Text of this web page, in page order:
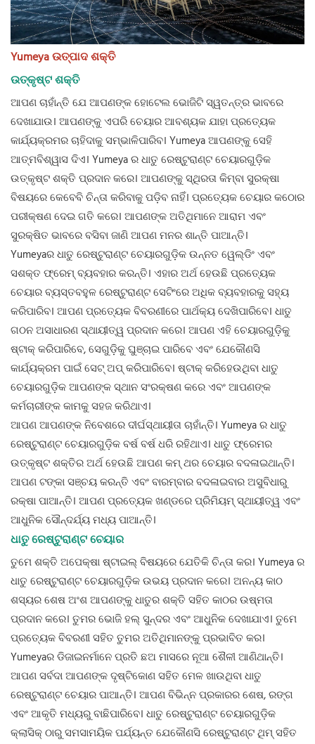
Yumeya ଉତ୍ପାଦ ଶକ୍ତି
ଉତ୍କୃଷ୍ଟ ଶକ୍ତି
ଆପଣ ଚାହାଁନ୍ତି ଯେ ଆପଣଙ୍କ ହୋଟେଲ ଭୋଜିଟି ସ୍ୱତନ୍ତ୍ର ଭାବରେ
ଦେଖାଯାଉ। ଆପଣଙ୍କୁ ଏପରି ଚେୟାର ଆବଶ୍ୟକ ଯାହା ପ୍ରତ୍ୟେକ
କାର୍ଯ୍ୟକ୍ରମର ଚାହିଦାକୁ ସମ୍ଭାଳିପାରିବ। Yumeya ଆପଣଙ୍କୁ ସେହି
ଆତ୍ମବିଶ୍ୱାସ ଦିଏ। Yumeya ର ଧାତୁ ରେଷ୍ଟୁରାଣ୍ଟ ଚେୟାରଗୁଡ଼ିକ
ଉତ୍କୃଷ୍ଟ ଶକ୍ତି ପ୍ରଦାନ କରେ। ଆପଣଙ୍କୁ ସ୍ଥିରତା କିମ୍ବା ସୁରକ୍ଷା
ବିଷୟରେ କେବେବି ଚିନ୍ତା କରିବାକୁ ପଡ଼ିବ ନାହିଁ। ପ୍ରତ୍ୟେକ ଚେୟାର କଠୋର
ପରୀକ୍ଷଣ ଦେଇ ଗତି କରେ। ଆପଣଙ୍କ ଅତିଥିମାନେ ଆରାମ ଏବଂ
ସୁରକ୍ଷିତ ଭାବରେ ବସିବା ଜାଣି ଆପଣ ମନର ଶାନ୍ତି ପାଆନ୍ତି।
Yumeyaର ଧାତୁ ରେଷ୍ଟୁରାଣ୍ଟ ଚେୟାରଗୁଡ଼ିକ ଉନ୍ନତ ୱେଲ୍ଡିଂ ଏବଂ
ସଶକ୍ତ ଫ୍ରେମ୍ ବ୍ୟବହାର କରନ୍ତି। ଏହାର ଅର୍ଥ ହେଉଛି ପ୍ରତ୍ୟେକ
ଚେୟାର ବ୍ୟସ୍ତବହୁଳ ରେଷ୍ଟୁରାଣ୍ଟ ସେଟିଂରେ ଅଧିକ ବ୍ୟବହାରକୁ ସହ୍ୟ
କରିପାରିବ। ଆପଣ ପ୍ରତ୍ୟେକ ବିବରଣୀରେ ପାର୍ଥକ୍ୟ ଦେଖିପାରିବେ। ଧାତୁ
ଗଠନ ଅସାଧାରଣ ସ୍ଥାୟୀତ୍ୱ ପ୍ରଦାନ କରେ। ଆପଣ ଏହି ଚେୟାରଗୁଡ଼ିକୁ
ଷ୍ଟାକ୍ କରିପାରିବେ, ସେଗୁଡ଼ିକୁ ଘୁଞ୍ଚାଇ ପାରିବେ ଏବଂ ଯେକୌଣସି
କାର୍ଯ୍ୟକ୍ରମ ପାଇଁ ସେଟ୍ ଅପ୍ କରିପାରିବେ। ଷ୍ଟାକ୍ କରିହେଉଥିବା ଧାତୁ
ଚେୟାରଗୁଡ଼ିକଆପଣଙ୍କ ସ୍ଥାନ ସଂରକ୍ଷଣ କରେ ଏବଂ ଆପଣଙ୍କ
କର୍ମଚାରୀଙ୍କ କାମକୁ ସହଜ କରିଥାଏ।
ଆପଣ ଆପଣଙ୍କ ନିବେଶରେ ଦୀର୍ଘସ୍ଥାୟୀତା ଚାହାଁନ୍ତି। Yumeya ର ଧାତୁ
ରେଷ୍ଟୁରାଣ୍ଟ ଚେୟାରଗୁଡ଼ିକ ବର୍ଷ ବର୍ଷ ଧରି ରହିଥାଏ। ଧାତୁ ଫ୍ରେମର
ଉତ୍କୃଷ୍ଟ ଶକ୍ତିର ଅର୍ଥ ହେଉଛି ଆପଣ କମ୍ ଥର ଚେୟାର ବଦଳାଇଥାନ୍ତି।
ଆପଣ ଟଙ୍କା ସଞ୍ଚୟ କରନ୍ତି ଏବଂ ବାରମ୍ବାର ବଦଳାଇବାର ଅସୁବିଧାରୁ
ରକ୍ଷା ପାଆନ୍ତି। ଆପଣ ପ୍ରତ୍ୟେକ ଖଣ୍ଡରେ ପ୍ରିମିୟମ୍ ସ୍ଥାୟୀତ୍ୱ ଏବଂ
ଆଧୁନିକ ସୌନ୍ଦର୍ଯ୍ୟ ମଧ୍ୟ ପାଆନ୍ତି।
ଧାତୁ ରେଷ୍ଟୁରାଣ୍ଟ ଚେୟାର
ତୁମେ ଶକ୍ତି ଅପେକ୍ଷା ଷ୍ଟାଇଲ୍ ବିଷୟରେ ଯେତିକି ଚିନ୍ତା କର। Yumeya ର
ଧାତୁ ରେଷ୍ଟୁରାଣ୍ଟ ଚେୟାରଗୁଡ଼ିକ ଉଭୟ ପ୍ରଦାନ କରେ। ଅନନ୍ୟ କାଠ
ଶସ୍ୟର ଶେଷ ଅଂଶ ଆପଣଙ୍କୁ ଧାତୁର ଶକ୍ତି ସହିତ କାଠର ଉଷ୍ମତା
ପ୍ରଦାନ କରେ। ତୁମର ଭୋଜି ହଲ୍ ସୁନ୍ଦର ଏବଂ ଆଧୁନିକ ଦେଖାଯାଏ। ତୁମେ
ପ୍ରତ୍ୟେକ ବିବରଣୀ ସହିତ ତୁମର ଅତିଥିମାନଙ୍କୁ ପ୍ରଭାବିତ କର।
Yumeyaର ଡିଜାଇନର୍ମାନେ ପ୍ରତି ଛଅ ମାସରେ ନୂଆ ଶୈଳୀ ଆଣିଥାନ୍ତି।
ଆପଣ ସର୍ବଦା ଆପଣଙ୍କ ଦୃଷ୍ଟିକୋଣ ସହିତ ମେଳ ଖାଉଥିବା ଧାତୁ
ରେଷ୍ଟୁରାଣ୍ଟ ଚେୟାର ପାଆନ୍ତି। ଆପଣ ବିଭିନ୍ନ ପ୍ରକାରର ଶେଷ, ରଙ୍ଗ
ଏବଂ ଆକୃତି ମଧ୍ୟରୁ ବାଛିପାରିବେ। ଧାତୁ ରେଷ୍ଟୁରାଣ୍ଟ ଚେୟାରଗୁଡ଼ିକ
କ୍ଲାସିକ୍ ଠାରୁ ସମସାମୟିକ ପର୍ଯ୍ୟନ୍ତ ଯେକୌଣସି ରେଷ୍ଟୁରାଣ୍ଟ ଥିମ୍ ସହିତ